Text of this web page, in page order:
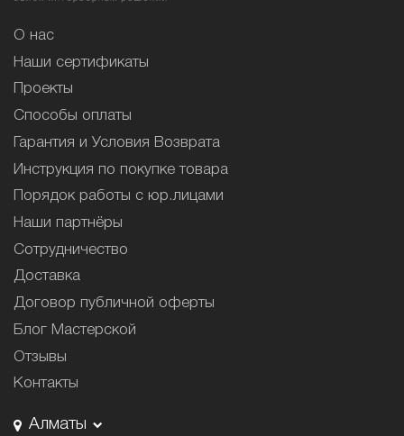
О нас
Наши сертификаты
Проекты
Способы оплаты
Гарантия и Условия Возврата
Инструкция по покупке товара
Порядок работы с юр.лицами
Наши партнёры
Сотрудничество
Доставка
Договор публичной оферты
Блог Мастерской
Отзывы
Контакты
Алматы